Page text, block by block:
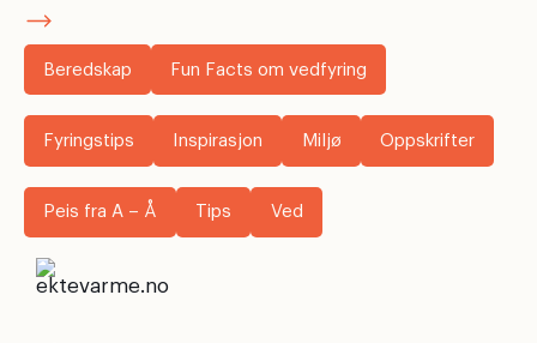
Beredskap Fun Facts om vedfyring
Fyringstips Inspirasjon Miljø Oppskrifter
Peis fra A – Å Tips Ved